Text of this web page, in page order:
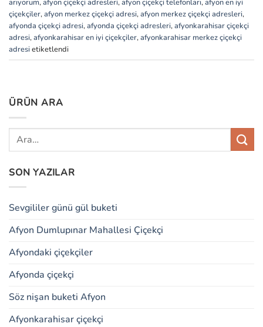
çiçekçiler,afyon merkez çiçekçi adresi,afyon merkez çiçekçi adresleri,
afyonda çiçekçi adresi,afyonda çiçekçi adresleri,afyonkarahisar çiçekçi
adresi,afyonkarahisar en iyi çiçekçiler,afyonkarahisar merkez çiçekçi
adresi etiketlendi
ÜRÜN ARA
SON YAZILAR
Sevgililer günü gül buketi
Afyon Dumlupınar Mahallesi Çiçekçi
Afyondaki çiçekçiler
Afyonda çiçekçi
Söz nişan buketi Afyon
Afyonkarahisar çiçekçi